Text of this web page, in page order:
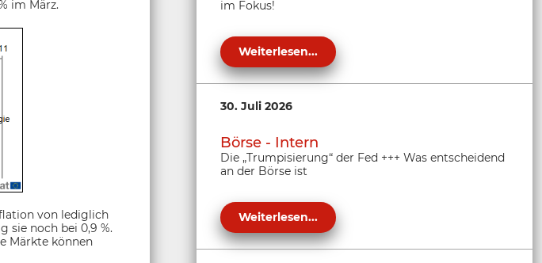
im März.
von lediglich
sie noch bei 0,9 %.
Märkte können
im Fokus!
Weiterlesen...
30. Juli 2026
Börse - Intern
Die „Trumpisierung“ der Fed +++ Was entscheidend
an der Börse ist
Weiterlesen...